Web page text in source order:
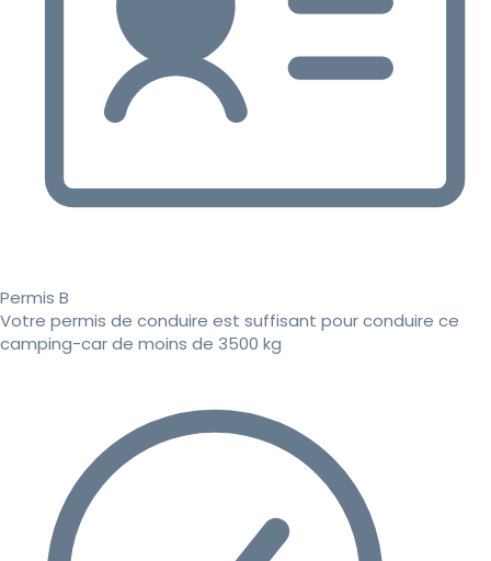
Permis B
Votre permis de conduire est suffisant pour conduire ce
camping-car de moins de 3500 kg